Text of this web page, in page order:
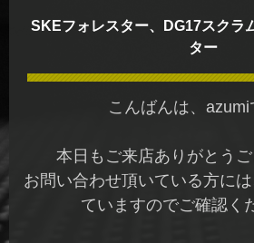
SKEフォレスター、DG17スク
ター
こんばんは、
本日もご来店ありがとうご
お問い合わせ頂いている方に
ていますのでご確認く